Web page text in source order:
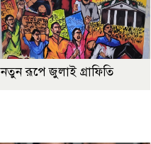
নতুন রূপে জুলাই গ্রাফিতি